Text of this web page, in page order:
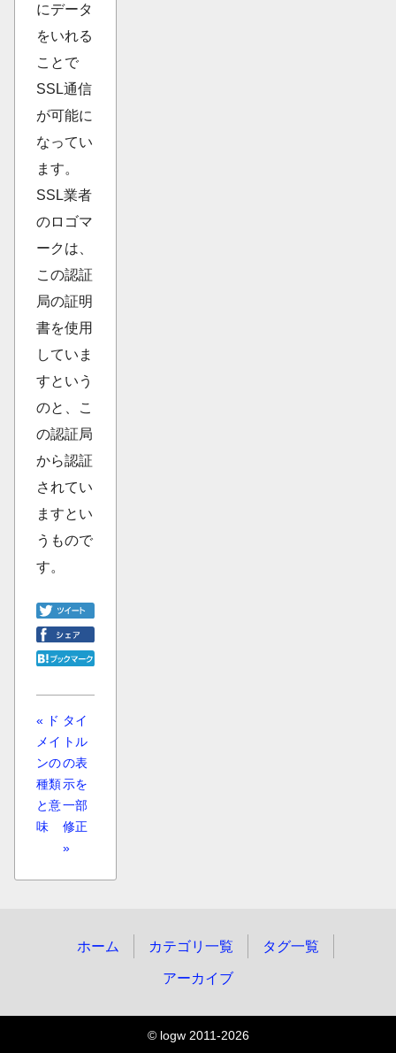
にデータ
をいれる
ことで
SSL通信
が可能に
なってい
ます。
SSL業者
のロゴマ
ークは、
この認証
局の証明
書を使用
していま
すという
のと、こ
の認証局
から認証
されてい
ますとい
うもので
す。
« ド
メイ
ンの
種類
と意
味
タイ
トル
の表
示を
一部
修正
»
ホーム カテゴリ一覧 タグ一覧
アーカイブ
© logw 2011-2026